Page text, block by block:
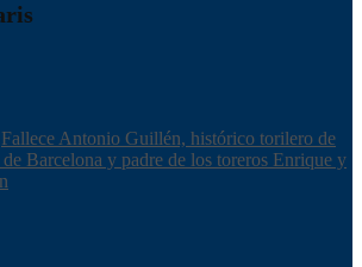
Fallece Antonio Guillén, histórico torilero de
Barcelona y padre de los toreros Enrique y